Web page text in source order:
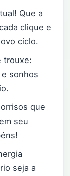
Que a
clique e
ciclo.
trouxe:
sonhos
que
seu
seja a